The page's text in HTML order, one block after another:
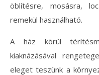
öblítésre, mosásra,
remekül használható.
A ház körül
kiaknázásával
eleget teszünk a